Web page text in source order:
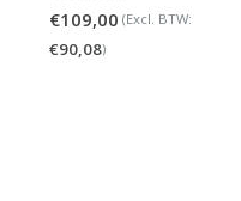
€109,00 (Excl. BTW:
€90,08)